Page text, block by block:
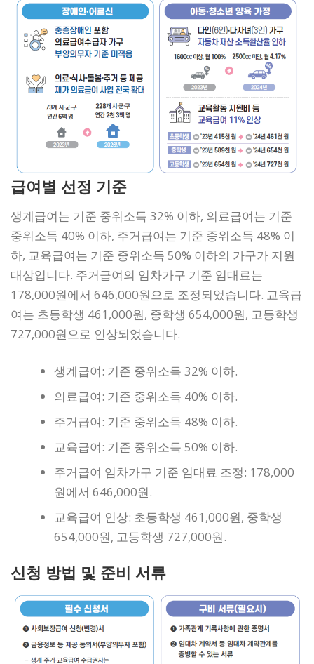
급여별 선정 기준
생계급여는 기준 중위소득 32% 이하, 의료급여는 기준
중위소득 40% 이하, 주거급여는 기준 중위소득 48% 이
하, 교육급여는 기준 중위소득 50% 이하의 가구가 지원
대상입니다. 주거급여의 임차가구 기준 임대료는
178,000원에서 646,000원으로 조정되었습니다. 교육급
여는 초등학생 461,000원, 중학생 654,000원, 고등학생
727,000원으로 인상되었습니다.
생계급여: 기준 중위소득 32% 이하.
의료급여: 기준 중위소득 40% 이하.
주거급여: 기준 중위소득 48% 이하.
교육급여: 기준 중위소득 50% 이하.
주거급여 임차가구 기준 임대료 조정: 178,000
원에서 646,000원.
교육급여 인상: 초등학생 461,000원, 중학생
654,000원, 고등학생 727,000원.
신청 방법 및 준비 서류